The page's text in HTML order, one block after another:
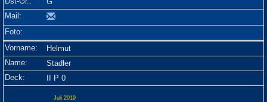
Helmut
Stadler
II P 0
Juli 2019